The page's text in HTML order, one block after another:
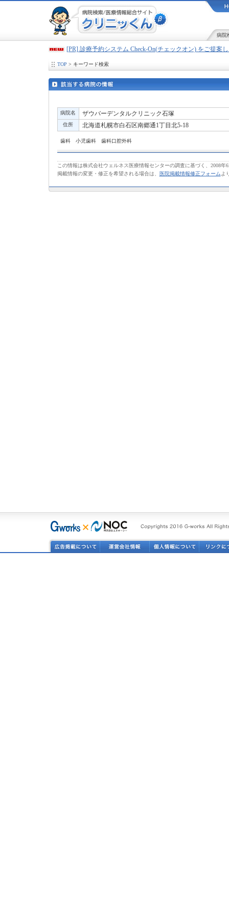
病院
[PR] 診療予約システム Check-On(チェックオン) をご提案
TOP > キーワード検索
病院名 ザウバーデンタルクリニック石塚
住所 北海道札幌市白石区南郷通1丁目北5-18
歯科 小児歯科 歯科口腔外科
この情報は株式会社ウェルネス医療情報センターの調査に基づく、2008年
掲載情報の変更・修正を希望される場合は、
医院掲載情報修正フォーム よ